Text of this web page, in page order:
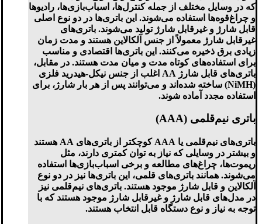
که در وسایل مختلف از جمله کنترل‌ها، اسباب‌بازی‌ها، رادیوها
و چراغ‌قوه‌ها استفاده می‌شوند. این باتری‌ها در دو نوع اصلی
قابل شارژ و غیرقابل شارژ تولید می‌شوند. باتری‌های
غیرقابل شارژ معمولاً از جنس آلکالاین هستند و مدت زمان
زیادی برق ذخیره می‌کنند. این باتری‌ها اقتصادی و مناسب
برای استفاده‌های کوتاه مدت و میان مدت هستند. در مقابل،
باتری‌های قابل شارژ AA اغلب از جنس نیکل-هیدرید فلزی
(NiMH) ساخته شده‌اند و می‌توانند پس از هر بار شارژ، برای
استفاده مجدد آماده شوند.
باتری نیم‌قلمی (AAA)
باتری‌های نیم‌قلمی یا AAA کوچکتر از باتری‌های AA هستند
و بیشتر در وسایلی که نیاز به توان کمتری دارند، مثل
ریموت‌ها، چراغ‌های مطالعه و برخی اسباب‌بازی‌ها استفاده
می‌شوند. همانند باتری‌های قلمی، این باتری‌ها نیز در دو نوع
آلکالاین و قابل شارژ موجود هستند. باتری‌های نیم‌قلمی نیز
در مدل‌های قابل شارژ و غیرقابل شارژ موجود هستند که با
توجه به نیاز و نوع دستگاه قابل انتخاب هستند.